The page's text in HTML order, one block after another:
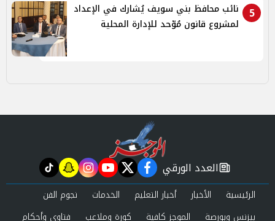
5
نائب محافظ بني سويف يُشارك في الإعداد
لمشروع قانون مُوّحد للإدارة المحلية
newspaper
العدد الورقي facebook
twitter
youtube
instagram
snapchat
tiktok
الرئيسية الأخبار أخبار التعليم الخدمات
نجوم الفن
بيزنس وبورصة
الموجز كافية كورة وملاعب فتاوى وأحكام